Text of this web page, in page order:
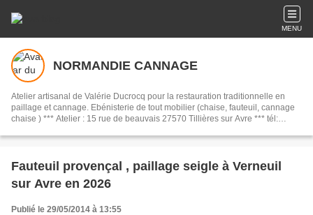
MENU
NORMANDIE CANNAGE
Atelier artisanal de Valérie Ducrocq pour la restauration traditionnelle en
paillage et cannage. Ebénisterie de tout mobilier (chaise, fauteuil, cannage
chaise ) *** Atelier : 15 rue de beauvais 27570 Tillières sur Avre *** tél:
sud de l'Eure proche Verneuil sur Avre aux portes du Perche.
Fauteuil provençal , paillage seigle à Verneuil
sur Avre en 2026
Publié le 29/05/2014 à 13:55